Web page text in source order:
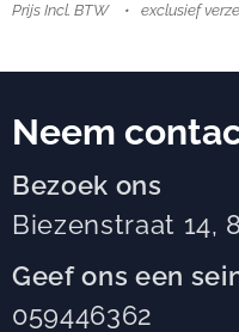
Prijs Incl. BTW exclusief
Neem
Bezoek ons
Biezenstraat 14,
Geef ons een
059446362